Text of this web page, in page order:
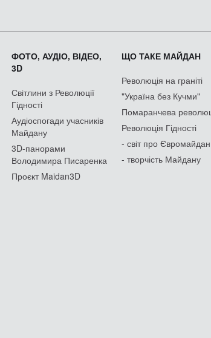
ФОТО, АУДІО, ВІДЕО,
3D
Світлини з Революції
Гідності
Аудіоспогади учасників
Майдану
3D-панорами
Володимира Писаренка
Проєкт Maidan3D
ЩО ТАКЕ МАЙДАН
Революція на граніті
"Україна без Кучми"
Помаранчева
Революція Гідності
- світ про Євромайдан
- творчість Майдану